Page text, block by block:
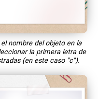
nombre del objeto en la
la primera letra de
(en este caso "c").